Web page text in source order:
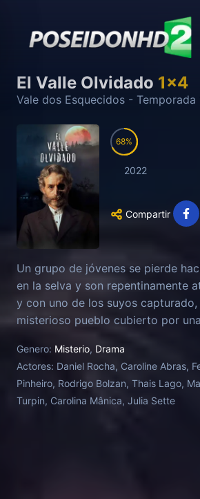
El Valle Olvidado 1x4
Vale dos Esquecidos - Temporada
68
2022
Compartir
Un grupo de jóvenes se pierde
en la selva y son repentinamente
y con uno de los suyos capturado,
misterioso pueblo cubierto por
Genero: Misterio, Drama
Actores: Daniel Rocha, Caroline Abras,
Pinheiro, Rodrigo Bolzan, Thais Lago,
Turpin, Carolina Mânica, Julia Sette